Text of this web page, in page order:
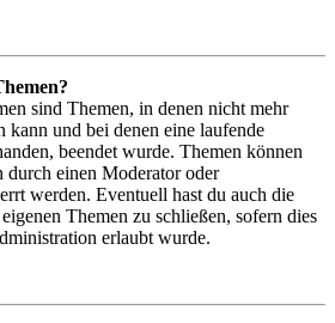
sind Themen, in denen nicht mehr
kann und bei denen eine laufende
beendet wurde. Themen können
durch einen Moderator oder
werden. Eventuell hast du auch die
Themen zu schließen, sofern dies
erlaubt wurde.